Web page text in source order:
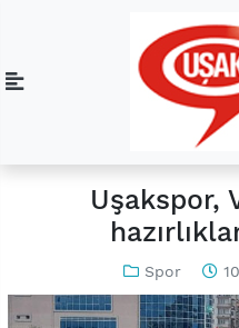
Uşakspor,
Spor